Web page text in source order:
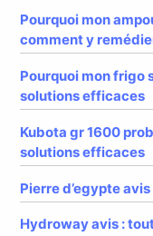
Pourquoi mon
comment y
Pourquoi mon frigo
solutions efficaces
Kubota gr 1600
solutions efficaces
Pierre d’egypte
Hydroway avis :